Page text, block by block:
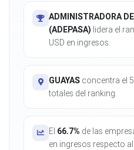
ADMINISTRADORA
(ADEPASA) lidera el
USD en ingresos.
GUAYAS concentra el
totales del ranking.
El 66.7% de las
en ingresos respecto